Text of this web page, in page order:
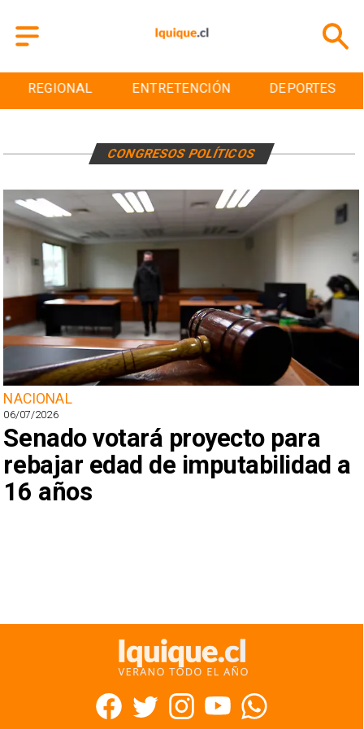
REGIONAL ENTRETENCIÓN DEPORTES
NACIONAL
06/07/2026
Senado votará proyecto para
rebajar edad de imputabilidad a
16 años
CONGRESOS POLÍTICOS